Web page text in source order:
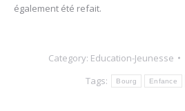
également été refait.
Category: Education-Jeunesse
Tags:
Bourg Enfance